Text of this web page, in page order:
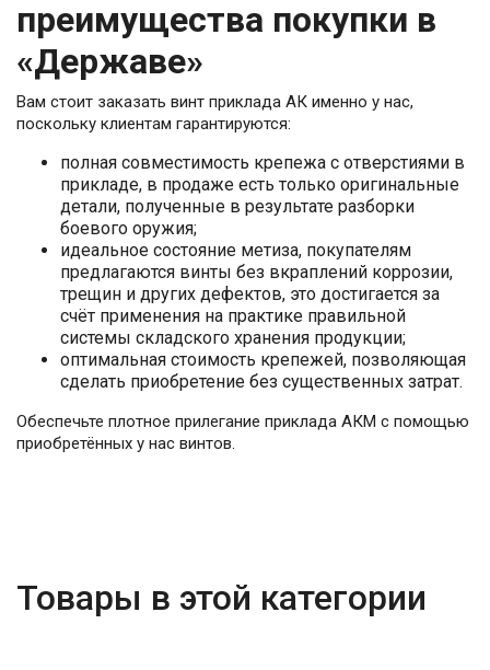
преимущества покупки в
«Державе»
Вам стоит заказать винт приклада АК именно у нас,
поскольку клиентам гарантируются:
полная совместимость крепежа с отверстиями в
прикладе, в продаже есть только оригинальные
детали, полученные в результате разборки
боевого оружия;
идеальное состояние метиза, покупателям
предлагаются винты без вкраплений коррозии,
трещин и других дефектов, это достигается за
счёт применения на практике правильной
системы складского хранения продукции;
оптимальная стоимость крепежей, позволяющая
сделать приобретение без существенных затрат.
Обеспечьте плотное прилегание приклада АКМ с помощью
приобретённых у нас винтов.
Товары в этой категории